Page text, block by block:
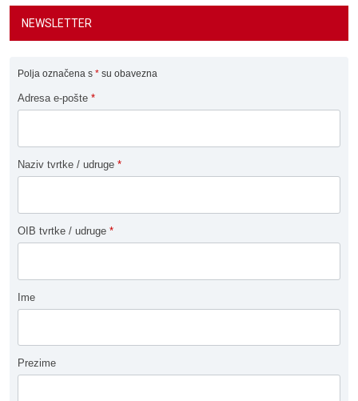
NEWSLETTER
Polja označena s * su obavezna
Adresa e-pošte *
Naziv tvrtke / udruge *
OIB tvrtke / udruge *
Ime
Prezime